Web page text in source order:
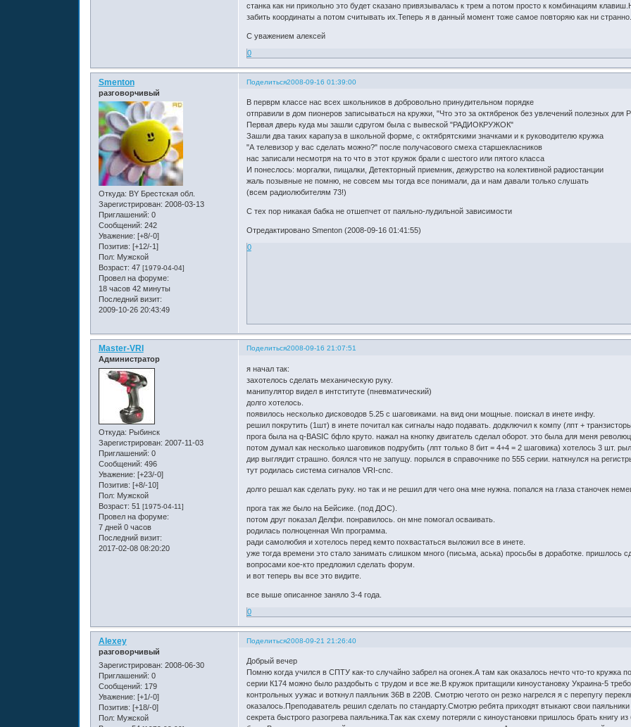
станка как ни прикольно это будет сказано привязывалась к трем а потом просто к комбинациям
забить координаты а потом считывать их.Теперь я в данный момент тоже самое повторяю как ни странно.
С уважением алексей
0
Поделиться2008-09-16 01:39:00
Smenton
разговорчивый
Откуда: BY Брестская обл.
Зарегистрирован: 2008-03-13
Приглашений: 0
Сообщений: 242
Уважение: [+8/-0]
Позитив: [+12/-1]
Пол: Мужской
Возраст: 47 [1979-04-04]
Провел на форуме:
18 часов 42 минуты
Последний визит:
2009-10-26 20:43:49
В перврм классе нас всех школьников в добровольно принудительном порядке
отправили в дом пионеров записываться на кружки, "Что это за октябренок без увлечений полезных для
Первая дверь куда мы зашли сдругом была с вывеской "РАДИОКРУЖОК"
Зашли два таких карапуза в школьной форме, с октябрятскими значками и к руководителю кружка
"А телевизор у вас сделать можно?" после получасового смеха старшекласников
нас записали несмотря на то что в этот кружок брали с шестого или пятого класса
И понеслось: моргалки, пищалки, Детекторный приемник, дежурство на колективной радиостанции
жаль позывные не помню, не совсем мы тогда все понимали, да и нам давали только слушать
(всем радиолюбителям 73!)
С тех пор никакая бабка не отшепчет от паяльно-лудильной зависимости
Отредактировано Smenton (2008-09-16 01:41:55)
0
Поделиться2008-09-16 21:07:51
Master-VRI
Администратор
Откуда: Рыбинск
Зарегистрирован: 2007-11-03
Приглашений: 0
Сообщений: 496
Уважение: [+23/-0]
Позитив: [+8/-10]
Пол: Мужской
Возраст: 51 [1975-04-11]
Провел на форуме:
7 дней 0 часов
Последний визит:
2017-02-08 08:20:20
я начал так:
захотелось сделать механическую руку.
манипулятор видел в интституте (пневматический)
долго хотелось.
появилось несколько дисководов 5.25 с шаговиками. на вид они мощные. поискал в инете инфу.
решил покрутить (1шт) в инете почитал как сигналы надо подавать. додключил к компу (лпт +
прога была на q-BASIC бфло круто. нажал на кнопку двигатель сделал оборот. это была для меня
потом думал как несколько шаговиков подрубить (лпт только 8 бит = 4+4 = 2 шаговика) хотелось 3 шт.
дир выглядит страшно. боялся что не запущу. порылся в справочнике по 555 серии. наткнулся на
тут родилась система сигналов VRI-cnc.
долго решал как сделать руку. но так и не решил для чего она мне нужна. попался на глаза станочек
прога так же было на Бейсике. (под ДОС).
потом друг показал Делфи. понравилось. он мне помогал осваивать.
родилась полноценная Win программа.
ради самолюбия и хотелось перед кемто похвастаться выложил все в инете.
уже тогда времени это стало занимать слишком много (письма, аська) просьбы в доработке. пришлось
вопросами кое-кто предложил сделать форум.
и вот теперь вы все это видите.
все выше описанное заняло 3-4 года.
0
Поделиться2008-09-21 21:26:40
Alexey
разговорчивый
Зарегистрирован: 2008-06-30
Приглашений: 0
Сообщений: 179
Уважение: [+1/-0]
Позитив: [+18/-0]
Пол: Мужской
Добрый вечер
Помню когда учился в СПТУ как-то случайно забрел на огонек.А там как оказалось нечто что-то кружка
серии К174 можно было раздобыть с трудом и все же.В кружок притащили киноустановку Украина-5
контрольных уужас и воткнул паяльник 36В в 220В. Смотрю чегото он резко нагрелся я с перепугу
оказалось.Преподаватель решил сделать по стандарту.Смотрю ребята приходят втыкают свои
секрета быстрого разогрева паяльника.Так как схему потеряли с киноустановки пришлось брать книгу